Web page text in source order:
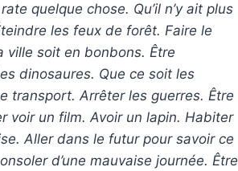
quelque chose. Qu’il n’y ait plus
les feux de forêt. Faire le
ville soit en bonbons. Être
dinosaures. Que ce soit les
transport. Arrêter les guerres. Être
voir un film. Avoir un lapin. Habiter
Aller dans le futur pour savoir ce
d’une mauvaise journée. Être